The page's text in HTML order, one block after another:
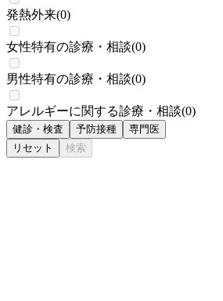
発熱外来(0)
女性特有の診療・相談(0)
男性特有の診療・相談(0)
アレルギーに関する診療・相談(0)
健診・検査 予防接種
専門医
リセット
検索